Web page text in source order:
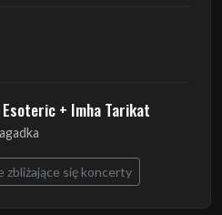
+ Imha Tarikat
zbliżające się koncerty